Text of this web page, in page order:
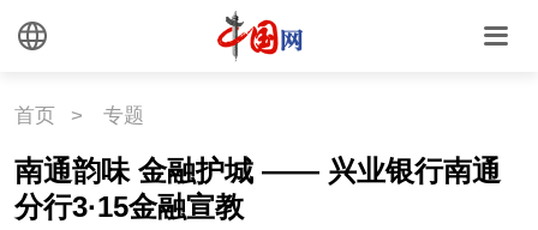
首页 > 专题
南通韵味 金融护城 —— 兴业银行南通
分行3·15金融宣教